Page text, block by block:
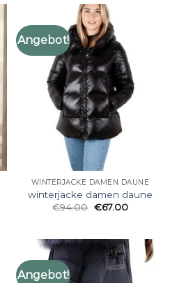
Angebot!
WINTERJACKE DAMEN DAUNE
winterjacke damen daune
€94.00 €67.00
Angebot!